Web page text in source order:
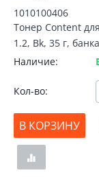
1010100406
Тонер Content
1.2, Bk, 35 г, банка
Наличие:
Кол-во:
В КОРЗИНУ